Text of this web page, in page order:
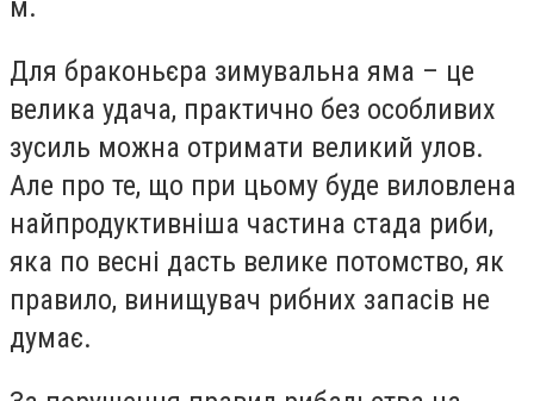
м.
Для браконьєра зимувальна яма – це
велика удача, практично без особливих
зусиль можна отримати великий улов.
Але про те, що при цьому буде виловлена
найпродуктивніша частина стада риби,
яка по весні дасть велике потомство, як
правило, винищувач рибних запасів не
думає.